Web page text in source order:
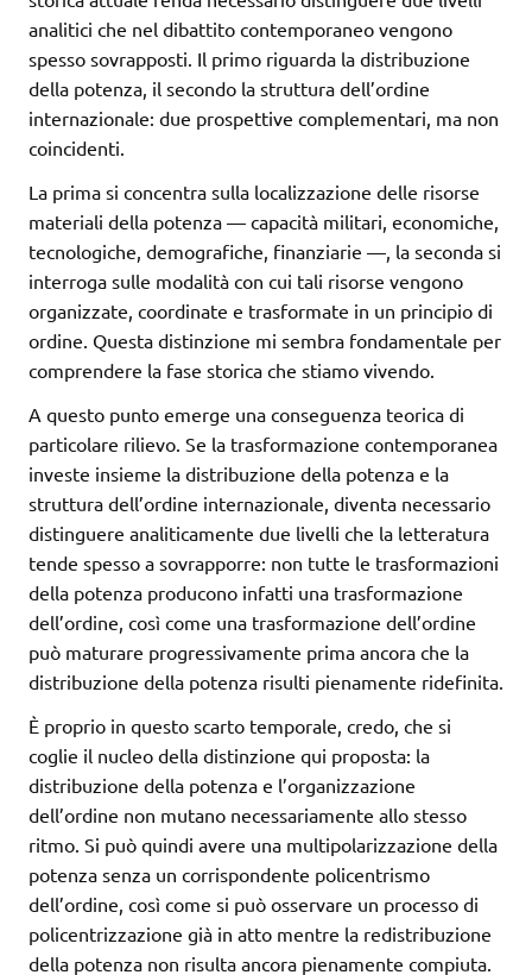
analitici che nel dibattito contemporaneo vengono
spesso sovrapposti. Il primo riguarda la distribuzione
della potenza, il secondo la struttura dell’ordine
internazionale: due prospettive complementari, ma non
coincidenti.
La prima si concentra sulla localizzazione delle risorse
materiali della potenza — capacità militari, economiche,
tecnologiche, demografiche, finanziarie —, la seconda si
interroga sulle modalità con cui tali risorse vengono
organizzate, coordinate e trasformate in un principio di
ordine. Questa distinzione mi sembra fondamentale per
comprendere la fase storica che stiamo vivendo.
A questo punto emerge una conseguenza teorica di
particolare rilievo. Se la trasformazione contemporanea
investe insieme la distribuzione della potenza e la
struttura dell’ordine internazionale, diventa necessario
distinguere analiticamente due livelli che la letteratura
tende spesso a sovrapporre: non tutte le trasformazioni
della potenza producono infatti una trasformazione
dell’ordine, così come una trasformazione dell’ordine
può maturare progressivamente prima ancora che la
distribuzione della potenza risulti pienamente ridefinita.
È proprio in questo scarto temporale, credo, che si
coglie il nucleo della distinzione qui proposta: la
distribuzione della potenza e l’organizzazione
dell’ordine non mutano necessariamente allo stesso
ritmo. Si può quindi avere una multipolarizzazione della
potenza senza un corrispondente policentrismo
dell’ordine, così come si può osservare un processo di
policentrizzazione già in atto mentre la redistribuzione
della potenza non risulta ancora pienamente compiuta.